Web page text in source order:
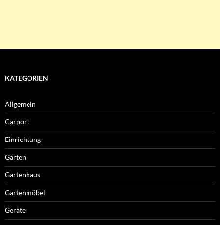
KATEGORIEN
Allgemein
Carport
Einrichtung
Garten
Gartenhaus
Gartenmöbel
Geräte